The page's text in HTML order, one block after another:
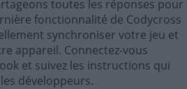
toutes les réponses pour
fonctionnalité de Codycross
synchroniser votre jeu et
appareil. Connectez-vous
et suivez les instructions qui
développeurs.